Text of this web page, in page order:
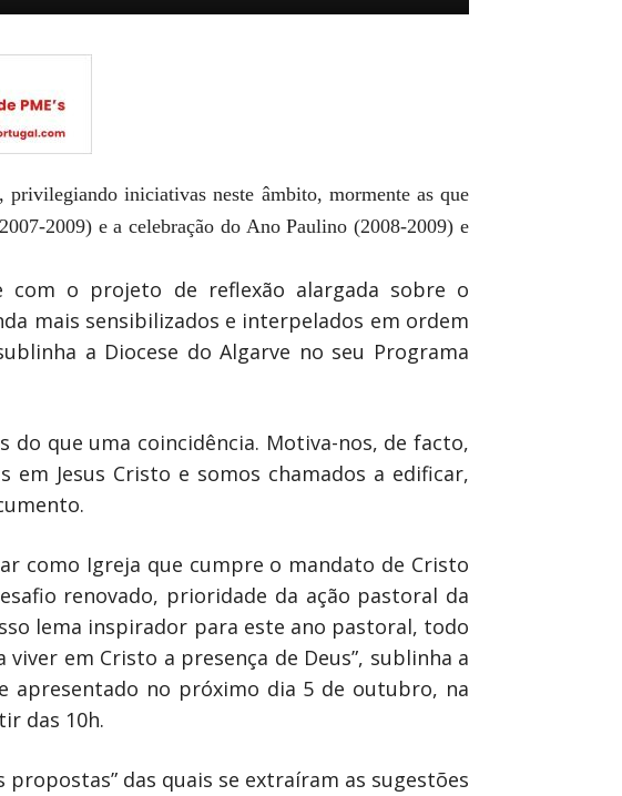
privilegiando iniciativas neste âmbito, mormente as que
2009) e a celebração do Ano Paulino (2008-2009) e
com o projeto de reflexão alargada sobre o
mais sensibilizados e interpelados em ordem
a Diocese do Algarve no seu Programa
do que uma coincidência. Motiva-nos, de facto,
Jesus Cristo e somos chamados a edificar,
como Igreja que cumpre o mandato de Cristo
renovado, prioridade da ação pastoral da
lema inspirador para este ano pastoral, todo
em Cristo a presença de Deus”, sublinha a
apresentado no próximo dia 5 de outubro, na
das 10h.
das quais se extraíram as sugestões